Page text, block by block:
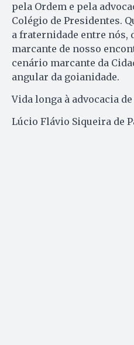
pela Ordem e pela
Colégio de Presidentes.
a fraternidade entre nós,
marcante de nosso
cenário marcante da
angular da goianidade.
Vida longa à advocacia de
Lúcio Flávio Siqueira de